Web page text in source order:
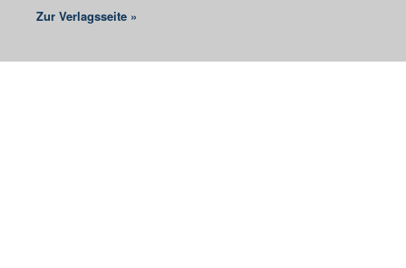
Zur Verlagsseite »